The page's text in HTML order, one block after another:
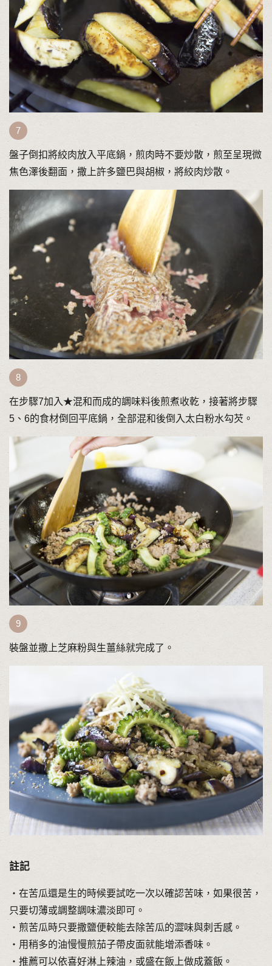
盤子倒扣將絞肉放入平底鍋，煎肉時不要炒散，煎至呈現微
焦色澤後翻面，撒上許多鹽巴與胡椒，將絞肉炒散。
在步驟7加入★混和而成的調味料後煎煮收乾，接著將步驟
5、6的食材倒回平底鍋，全部混和後倒入太白粉水勾芡。
裝盤並撒上芝麻粉與生薑絲就完成了。
註記
・在苦瓜還是生的時候要試吃一次以確認苦味，如果很苦，
只要切薄或調整調味濃淡即可。
・煎苦瓜時只要撒鹽便較能去除苦瓜的澀味與刺舌感。
・用稍多的油慢慢煎茄子帶皮面就能增添香味。
・推薦可以依喜好淋上辣油，或盛在飯上做成蓋飯。